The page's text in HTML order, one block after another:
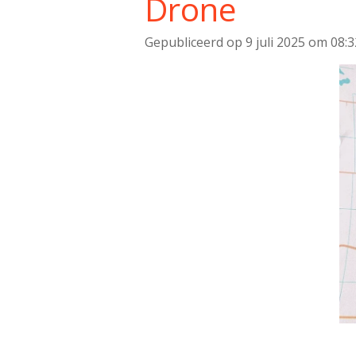
Drone
Gepubliceerd op 9 juli 2025 om